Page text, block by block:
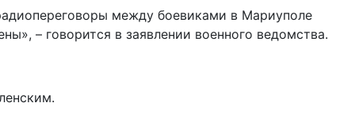
между боевиками в Мариуполе
– говорится в заявлении военного ведомства.